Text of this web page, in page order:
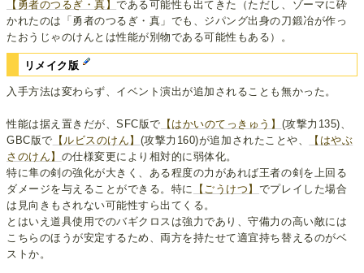
【勇者のつるぎ・真】である可能性も出てきた（ただし、ゾーマに砕
かれたのは「勇者のつるぎ・真」でも、ジパング出身の刀鍛冶が作っ
たおうじゃのけんとは性能が別物である可能性もある）。
リメイク版
入手方法は変わらず、イベント演出が追加されることも無かった。
性能は据え置きだが、SFC版で 【はかいのてっきゅう】 (攻撃力135)、
GBC版で 【ルビスのけん】 (攻撃力160)が追加されたことや、
【はやぶ
さのけん】 の仕様変更により相対的に弱体化。
特に隼の剣の強化が大きく、ある程度の力があれば王者の剣を上回る
ダメージを与えることができる。特に
【ごうけつ】 でプレイした場合
は見向きもされない可能性すら出てくる。
とはいえ道具使用でのバギクロスは強力であり、守備力の高い敵には
こちらのほうが安定するため、両方を持たせて適宜持ち替えるのがベ
ストか。